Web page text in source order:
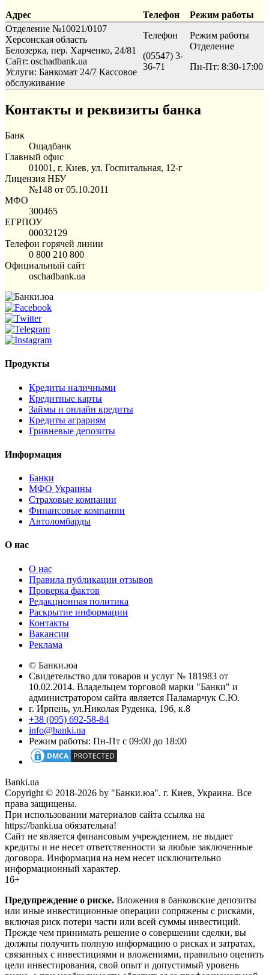
Адрес Телефон
Режим работы
Отделение №10021/0107
Херсонская область
Белозерка, пер. Харченко, 24/81
Сайт: oschadbank.ua
Услуги: Банкомат 24/7 Кассовое
обслуживание
Телефон
(05547) 3-
36-71
Режим работы
Отделение
Пн-Пт: 8:30-17:00
Контакты и реквизиты банка
Банк
Ощадбанк
Главный офис
01001, г. Киев, ул. Госпитальная, 12-г
Лицензия НБУ
№148 от 05.10.2011
МФО
300465
ЕГРПОУ
00032129
Телефон горячей линии
0 800 210 800
Официальный сайт
oschadbank.ua
Продукты
Кредиты наличными
Кредитные карты
Займы и онлайн кредиты
Кредиты аграриям
Гривневые депозиты
Информация
Банки
МФО Украины
Страховые компании
Финансовые компании
Автоломбарды
О нас
О нас
Правила публикации отзывов
Проверка фактов
Редакционная политика
Раскрытие информации
Контакты
Вакансии
Реклама
© Банки.юа
Свидетельство для товаров и услуг № 181983 от
10.02.2014. Владельцем торговой марки "Банки" и
администратором сайта является Паламарчук С.Ю.
г. Ирпень, ул.Николая Руденка, 19б, к.8
+38 (095) 692-58-84
info@banki.ua
Режим работы: Пн-Пт с 09:00 до 18:00
Banki.ua
Copyright © 2018-2026 by "Банки.юа". г. Киев, Украина. Все
права защищены.
При использовании материалов сайта ссылка на
https://banki.ua обязательна!
Сайт не является финансовым учреждением, не выдает
кредиты и не несет ответственности за любые заключенные
договора. Информация на нем несет исключительно
информационный характер.
16+
Предупреждение о риске. Вложения в банковские депозиты
или иные инвестиционные операции сопряжены с рисками,
включая риск потери части или всей суммы инвестиций.
Прежде чем принимать решение о совершении сделки, вы
должны получить полную информацию о рисках и затратах,
связанных с инвестициями и вложениями, правильно оценить
цели инвестирования, свой опыт и допустимый уровень